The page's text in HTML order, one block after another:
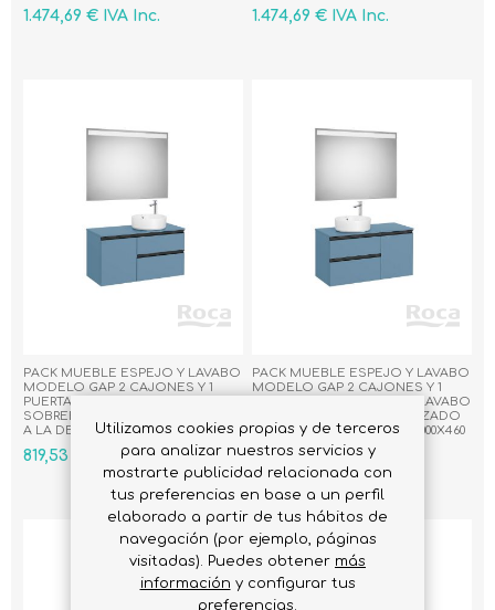
1.474,69 € IVA Inc. 1.474,69 € IVA Inc.
PACK MUEBLE ESPEJO Y LAVABO
MODELO GAP 2 CAJONES Y 1
PUERTA AZUL MATE PARA LAVABO
SOBREENCIMERA DESPLAZADO
A LA DERECHA MEDIDA 1000X460
819,53 € IVA Inc.
PACK MUEBLE ESPEJO Y LAVABO
MODELO GAP 2 CAJONES Y 1
PUERTA AZUL MATE PARA LAVABO
SOBREENCIMERA DESPLAZADO
A LA IZQUIERDA MEDIDA 1000X460
819,53 € IVA Inc.
Utilizamos cookies propias y de terceros
para analizar nuestros servicios y
mostrarte publicidad relacionada con
tus preferencias en base a un perfil
elaborado a partir de tus hábitos de
navegación (por ejemplo, páginas
visitadas). Puedes obtener más
información y configurar tus
preferencias.